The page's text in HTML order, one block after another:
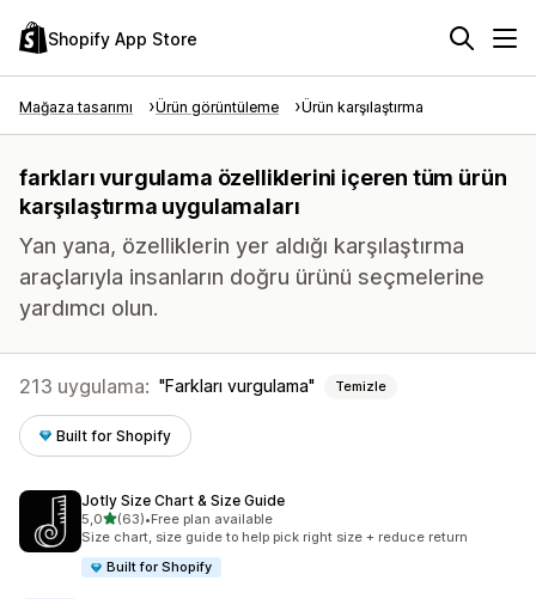
Shopify App Store
Mağaza tasarımı Ürün görüntüleme Ürün karşılaştırma
farkları vurgulama özelliklerini içeren tüm ürün
karşılaştırma uygulamaları
Yan yana, özelliklerin yer aldığı karşılaştırma
araçlarıyla insanların doğru ürünü seçmelerine
yardımcı olun.
213 uygulama: Farkları vurgulama Temizle
Built for Shopify
Jotly Size Chart & Size Guide
5,05 yıldız üzerinden
(63)
toplam 63 değerlendirme
•Free plan available
Size chart, size guide to help pick right size + reduce return
Built for Shopify